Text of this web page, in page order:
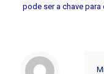
pode ser a chave